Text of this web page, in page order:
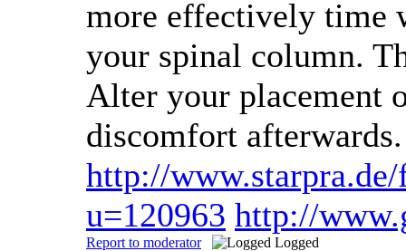
more effectively time
your spinal column.
Alter your placement
discomfort
http://
u=120963 http://
Report to moderator Logged